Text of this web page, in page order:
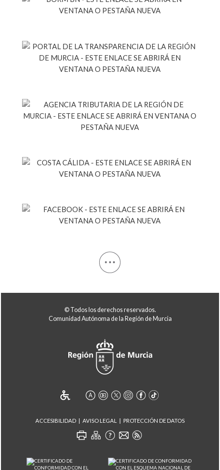
© Todos los derechos reservados.
Comunidad Autónoma de la Región de Murcia
ACCESIBILIDAD AVISO LEGAL PROTECCIÓN DE DATOS